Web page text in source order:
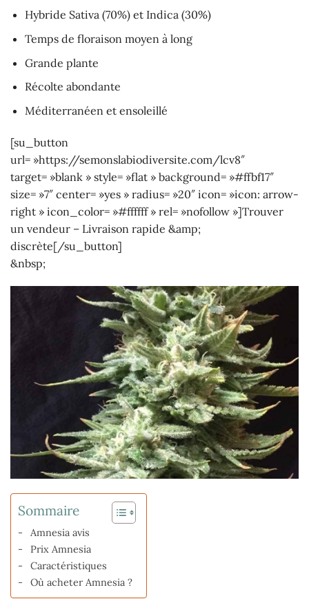
Hybride Sativa (70%) et Indica (30%)
Temps de floraison moyen à long
Grande plante
Récolte abondante
Méditerranéen et ensoleillé
[su_button
url= »https://semonslabiodiversite.com/lcv8″
target= »blank » style= »flat » background= »#ffbf17″
size= »7″ center= »yes » radius= »20″ icon= »icon: arrow-
right » icon_color= »#ffffff » rel= »nofollow »]Trouver
un vendeur – Livraison rapide &amp;
discrète[/su_button]
&nbsp;
Sommaire
Amnesia avis
Prix Amnesia
Caractéristiques
Où acheter Amnesia ?